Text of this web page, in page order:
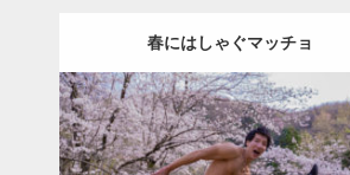
春にはしゃぐマッチョ
Update:2021.07.8
Category:桜とマッチョ kaichan